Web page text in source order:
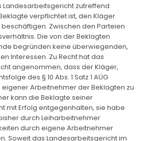
Landesarbeitsgericht zutreffend
verpflichtet ist, den Kläger
Zwischen den Parteien
Die von der Beklagten
begründen keine überwiegenden,
Interessen. Zu Recht hat das
angenommen, dass der Kläger,
des § 10 Abs. 1 Satz 1 AÜG
Arbeitnehmer der Beklagten zu
kann die Beklagte seiner
mit Erfolg entgegenhalten, sie habe
durch Leiharbeitnehmer
durch eigene Arbeitnehmer
Soweit das Landesarbeitsgericht im